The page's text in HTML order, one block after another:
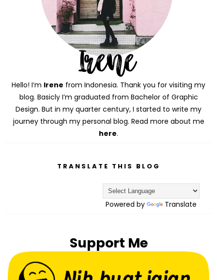
Hello! I’m Irene from Indonesia. Thank you for visiting my
blog. Basicly I’m graduated from Bachelor of Graphic
Design. But in my quarter century, I started to write my
journey through my personal blog. Read more about me
here.
TRANSLATE THIS BLOG
Powered by Translate
Support Me